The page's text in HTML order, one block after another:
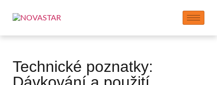
Technické poznatky: